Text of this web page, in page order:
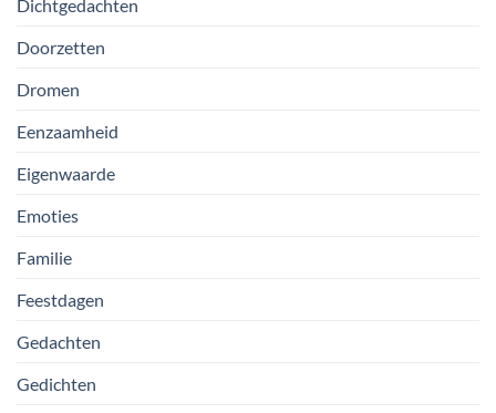
Dichtgedachten
Doorzetten
Dromen
Eenzaamheid
Eigenwaarde
Emoties
Familie
Feestdagen
Gedachten
Gedichten